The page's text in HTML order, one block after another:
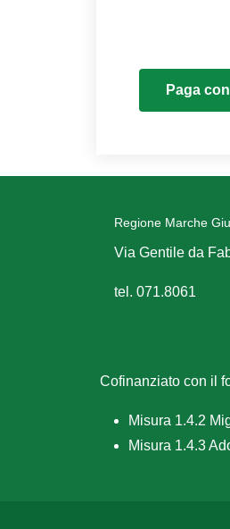
Paga
Regione Marche
Via Gentile da
tel. 071.8061
Cofinanziato con il
Misura 1.4.2
Misura 1.4.3